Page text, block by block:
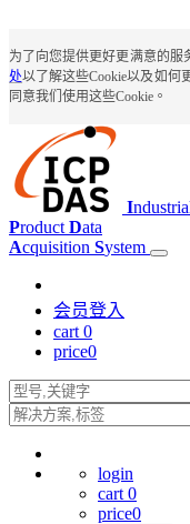
为了向您提供更好更满意的服
处以了解这些Cookie以及如何
同意我们使用这些Cookie。
I
Product Data
Acquisition System
会员登入
cart 0
price0
login
cart 0
price0